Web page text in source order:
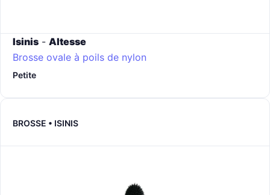
Isinis - Altesse
Brosse ovale à poils de nylon
Petite
BROSSE • ISINIS